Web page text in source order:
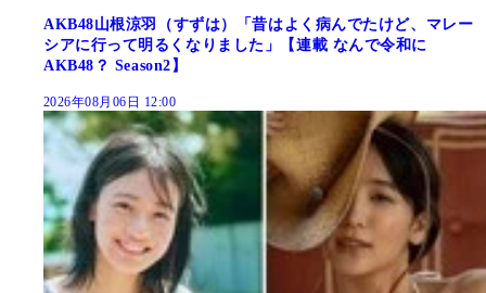
AKB48山根涼羽（すずは）「昔はよく病んでたけど、マレー
シアに行って明るくなりました」【連載 なんで令和に
AKB48？ Season2】
2026年08月06日 12:00